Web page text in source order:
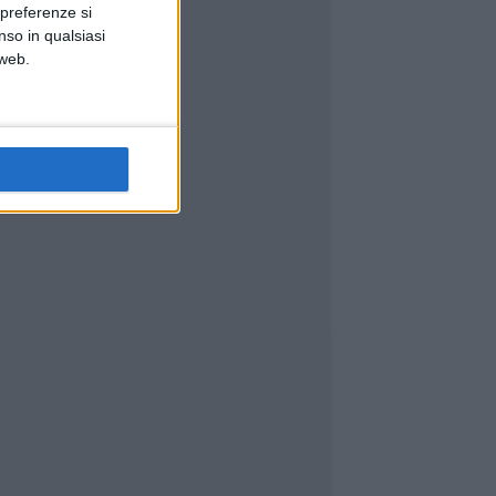
si
in qualsiasi